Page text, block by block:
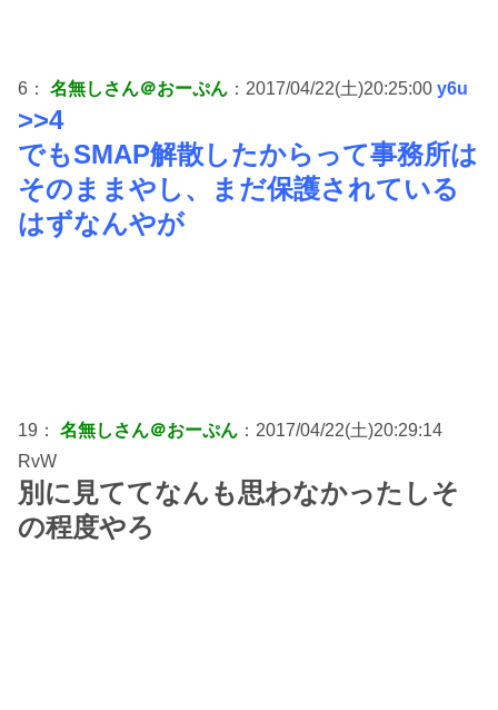
6： 名無しさん＠おーぷん ：2017/04/22(土)20:25:00 y6u
>>4
でもSMAP解散したからって事務所は
そのままやし、まだ保護されている
はずなんやが
19： 名無しさん＠おーぷん ：2017/04/22(土)20:29:14
RvW
別に見ててなんも思わなかったしそ
の程度やろ